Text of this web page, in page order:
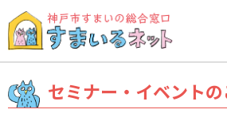
セミナー・イベント